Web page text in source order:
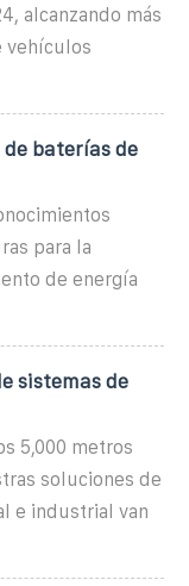
alcanzando más
vehículos
baterías de
para la
de energía
sistemas de
5,000 metros
soluciones de
e industrial van